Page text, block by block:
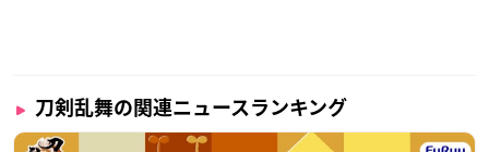
刀剣乱舞の関連ニュースランキング